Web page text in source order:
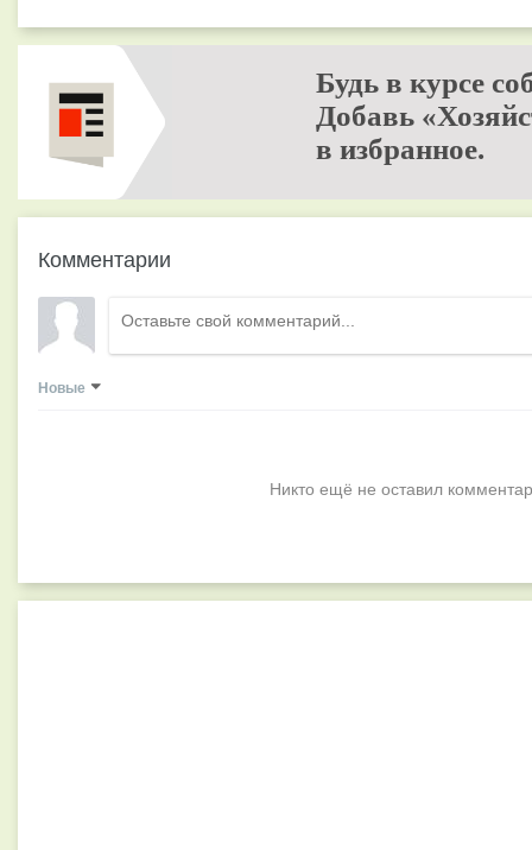
Будь в курсе
Добавь
в избранное.
Комментарии
Новые
Никто ещё не оставил